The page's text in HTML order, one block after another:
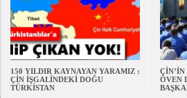
150 YILDIR KAYNAYAN YARAMIZ :
ÇİN İŞGALİNDEKİ DOĞU
TÜRKİSTAN
ÖVEN